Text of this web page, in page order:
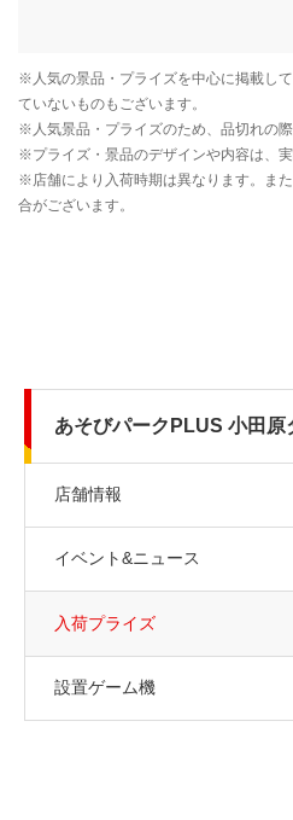
あそびパークPLUS 小田原
店舗情報
イベント&ニュース
入荷プライズ
設置ゲーム機